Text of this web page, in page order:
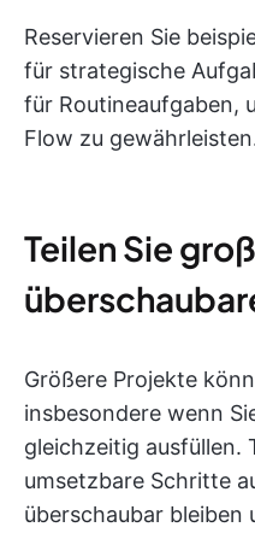
Reservieren Sie
für strategische
für Routineaufgaben,
Flow zu
Teilen Sie
Größere Projekte
insbesondere wenn
gleichzeitig ausfüllen.
umsetzbare Schritte
überschaubar bleiben